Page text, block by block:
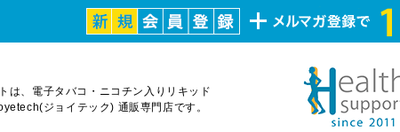
は、電子タバコ・ニコチン入りリキッド
ジョイテック) 通販専門店です。